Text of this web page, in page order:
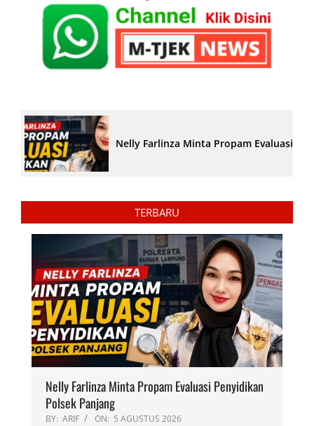
Nelly Farlinza Minta Propam Evaluasi
TERBARU
Nelly Farlinza Minta Propam Evaluasi Penyidikan
Polsek Panjang
BY: ARIF ON: 5 AGUSTUS 2026